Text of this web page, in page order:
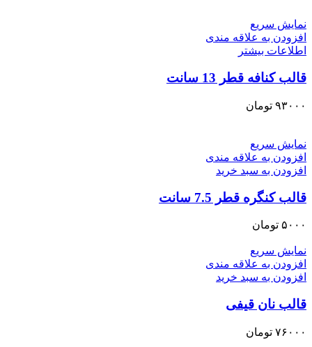
نمایش سریع
افزودن به علاقه مندی
اطلاعات بیشتر
قالب کنافه قطر 13 سانت
۹۳۰۰۰ تومان
نمایش سریع
افزودن به علاقه مندی
افزودن به سبد خرید
قالب کنگره قطر 7.5 سانت
۵۰۰۰ تومان
نمایش سریع
افزودن به علاقه مندی
افزودن به سبد خرید
قالب نان قیفی
۷۶۰۰۰ تومان